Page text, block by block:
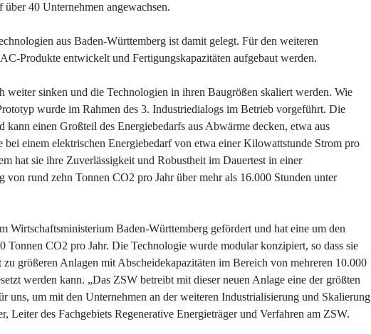
40 Unternehmen angewachsen.
aus Baden-Württemberg ist damit gelegt. Für den weiteren
Produkte entwickelt und Fertigungskapazitäten aufgebaut werden.
sinken und die Technologien in ihren Baugrößen skaliert werden. Wie
wurde im Rahmen des 3. Industriedialogs im Betrieb vorgeführt. Die
einen Großteil des Energiebedarfs aus Abwärme decken, etwa aus
bei einem elektrischen Energiebedarf von etwa einer Kilowattstunde Strom pro
hat sie ihre Zuverlässigkeit und Robustheit im Dauertest in einer
von rund zehn Tonnen CO2 pro Jahr über mehr als 16.000 Stunden unter
Wirtschaftsministerium Baden-Württemberg gefördert und hat eine um den
Tonnen CO2 pro Jahr. Die Technologie wurde modular konzipiert, so dass sie
größeren Anlagen mit Abscheidekapazitäten im Bereich von mehreren 10.000
werden kann. „Das ZSW betreibt mit dieser neuen Anlage eine der größten
uns, um mit den Unternehmen an der weiteren Industrialisierung und Skalierung
des Fachgebiets Regenerative Energieträger und Verfahren am ZSW.